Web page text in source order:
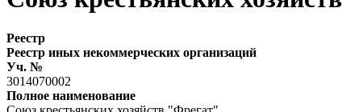
Реестр
Реестр иных некоммерческих организаций
Уч. №
3014070002
Полное наименование